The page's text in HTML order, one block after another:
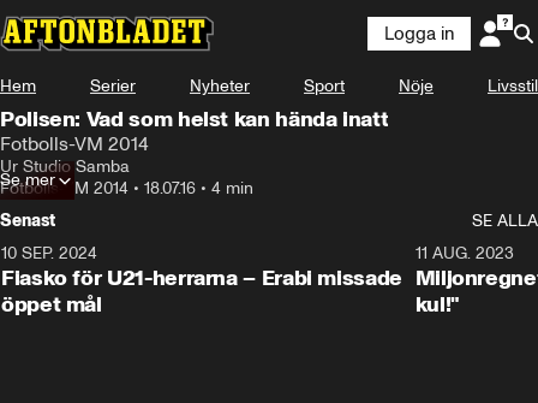
Logga in
Hem Serier Nyheter Sport Nöje Livsstil
Polisen: Vad som helst kan hända inatt
Fotbolls-VM 2014
Ur Studio Samba
Fotbolls-VM 2014 • 18.07.16 • 4 min
Se mer
Senast
SE ALLA
10 SEP. 2024
Fiasko för U21-herrarna – Erabi missade
öppet mål
11 AUG. 2023
kul!"